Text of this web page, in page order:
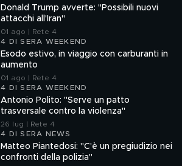
Donald Trump avverte: "Possibili nuovi
attacchi all'Iran"
01 ago | Rete 4
4 DI SERA WEEKEND
Esodo estivo, in viaggio con carburanti in
aumento
01 ago | Rete 4
4 DI SERA WEEKEND
Antonio Polito: "Serve un patto
trasversale contro la violenza"
26 lug | Rete 4
4 DI SERA NEWS
Matteo Piantedosi: "C'è un pregiudizio nei
confronti della polizia"